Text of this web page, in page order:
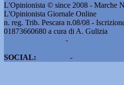
L'Opinionista © since 2008 - Marche
L'Opinionista Giornale Online
n. reg. Trib. Pescara n.08/08 -
01873660680 a cura di A. Gulizia
-
SOCIAL:
-